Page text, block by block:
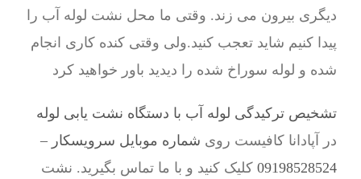
دیگری بیرون می زند. وقتی ما محل نشت لوله آب را
پیدا کنیم شاید تعجب کنید.ولی وقتی کنده کاری انجام
شده و لوله سوراخ شده را دیدید باور خواهید کرد
تشخیص ترکیدگی لوله آب با دستگاه نشت یابی لوله
در آپادانا کافیست روی شماره موبایل سرویسکار –
09198528524 کلیک کنید و با ما تماس بگیرید. نشت